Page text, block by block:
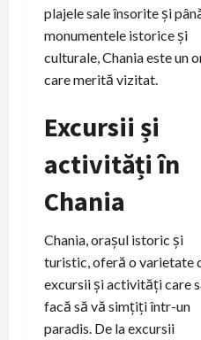
plajele sale însorite și
monumentele istorice și
culturale, Chania este un
care merită vizitat.
Excursii și
activități în
Chania
Chania, orașul istoric și
turistic, oferă o varietate
excursii și activități care
facă să vă simțiți într-un
paradis. De la excursii